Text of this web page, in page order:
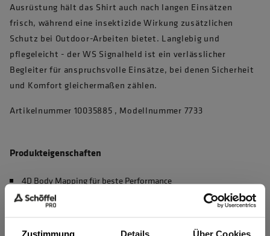
Zustimmung Details Über Cookies
Ausrüstung hält das Shirt auch nach langen Einsätzen
frisch, während eine insektizide Wirkung zusätzlichen
Schutz bei Outdoor-Arbeiten bietet. Langlebig und
pflegeleicht - der WS Signalheld ist ein verlässlicher
Begleiter für anspruchsvolle Einsätze, bei denen Sicherheit
und Komfort gleichermaßen zählen.
Artikelnummer 10035885 , Modellnummer 7733
Produkteigenschaften
4D Body Mapping für beste Performance
Waschbar bei 60°C, max. 50 Haushaltswäschen (EN 20471)